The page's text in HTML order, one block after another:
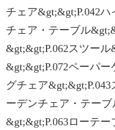
チェア&gt;&gt;P.042
チェア・テーブル
&gt;&gt;P.062スツー
&gt;&gt;P.072ペーパ
グチェア
ーデンチェア・テーブ
&gt;&gt;P.063ローテ